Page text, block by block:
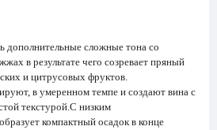
дополнительные сложные тона со
в результате чего созревает пряный
и цитрусовых фруктов.
в умеренном темпе и создают вина с
текстурой.С низким
компактный осадок в конце